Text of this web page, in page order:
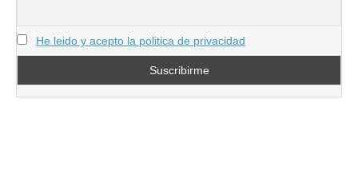
He leido y acepto la politica de privacidad